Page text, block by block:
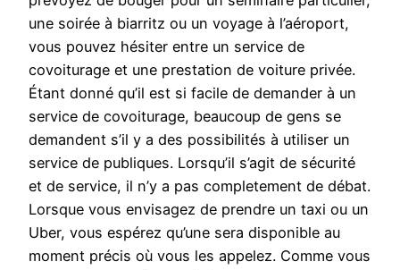
une soirée à biarritz ou un voyage à l’aéroport,
vous pouvez hésiter entre un service de
covoiturage et une prestation de voiture privée.
Étant donné qu’il est si facile de demander à un
service de covoiturage, beaucoup de gens se
demandent s’il y a des possibilités à utiliser un
service de publiques. Lorsqu’il s’agit de sécurité
et de service, il n’y a pas completement de débat.
Lorsque vous envisagez de prendre un taxi ou un
Uber, vous espérez qu’une sera disponible au
moment précis où vous les appelez. Comme vous